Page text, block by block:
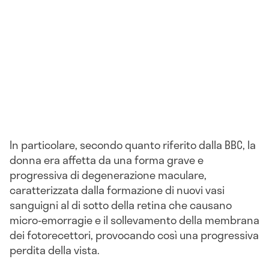
In particolare, secondo quanto riferito dalla BBC, la
donna era affetta da una forma grave e
progressiva di degenerazione maculare,
caratterizzata dalla formazione di nuovi vasi
sanguigni al di sotto della retina che causano
micro-emorragie e il sollevamento della membrana
dei fotorecettori, provocando così una progressiva
perdita della vista.